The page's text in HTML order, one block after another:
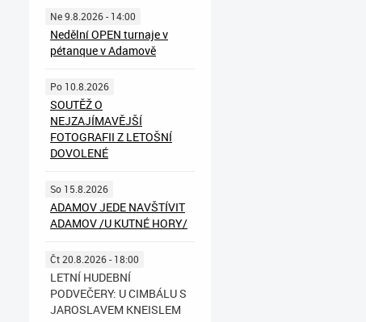
Ne 9.8.2026 - 14:00
Nedělní OPEN turnaje v
pétanque v Adamově
Po 10.8.2026
SOUTĚŽ O
NEJZAJÍMAVĚJŠÍ
FOTOGRAFII Z LETOŠNÍ
DOVOLENÉ
So 15.8.2026
ADAMOV JEDE NAVŠTÍVIT
ADAMOV /U KUTNÉ HORY/
Čt 20.8.2026 - 18:00
LETNÍ HUDEBNÍ
PODVEČERY: U CIMBÁLU S
JAROSLAVEM KNEISLEM